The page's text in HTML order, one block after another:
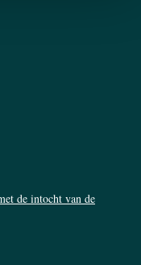
de intocht van de